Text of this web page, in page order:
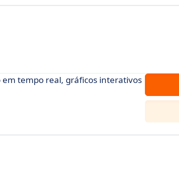
tempo real, gráficos interativos